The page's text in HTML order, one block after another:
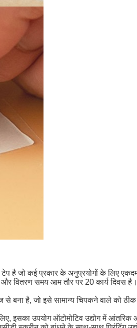
है जो कई प्रकार के अनुप्रयोगों के लिए
वितरण समय आम तौर पर 20 कार्य दिवस है।
है, जो इसे सामान्य चिपकने वाले को
इसका उपयोग ऑटोमोटिव उद्योग में आंतरिक